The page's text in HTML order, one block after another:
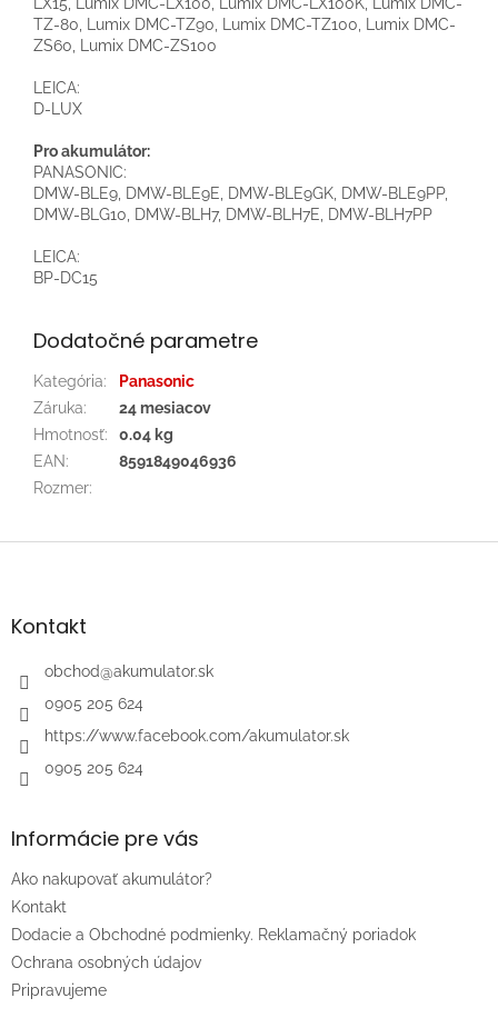
TZ-80, Lumix DMC-TZ90, Lumix DMC-TZ100, Lumix DMC-
ZS60, Lumix DMC-ZS100
LEICA:
D-LUX
Pro akumulátor:
PANASONIC:
DMW-BLE9, DMW-BLE9E, DMW-BLE9GK, DMW-BLE9PP,
DMW-BLG10, DMW-BLH7, DMW-BLH7E, DMW-BLH7PP
LEICA:
BP-DC15
Dodatočné parametre
Kategória:
Panasonic
Záruka:
24 mesiacov
Hmotnosť:
0.04 kg
EAN:
8591849046936
Rozmer:
Z
äKontakt
obchod@akumulator.sk
0905 205 624
https://www.facebook.com/akumulator.sk
0905 205 624
Informácie pre vás
Ako nakupovať akumulátor?
Kontakt
Dodacie a Obchodné podmienky. Reklamačný poriadok
Ochrana osobných údajov
Pripravujeme